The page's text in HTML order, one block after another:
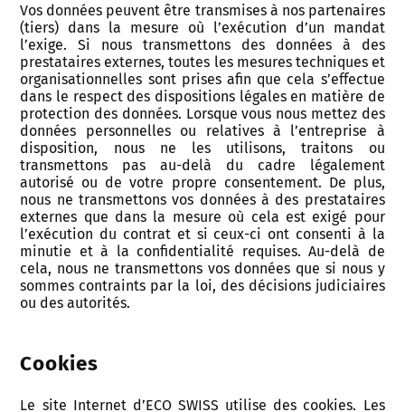
Vos données peuvent être transmises à nos partenaires
(tiers) dans la mesure où l’exécution d’un mandat
l’exige. Si nous transmettons des données à des
prestataires externes, toutes les mesures techniques et
organisationnelles sont prises afin que cela s’effectue
dans le respect des dispositions légales en matière de
protection des données. Lorsque vous nous mettez des
données personnelles ou relatives à l’entreprise à
disposition, nous ne les utilisons, traitons ou
transmettons pas au-delà du cadre légalement
autorisé ou de votre propre consentement. De plus,
nous ne transmettons vos données à des prestataires
externes que dans la mesure où cela est exigé pour
l’exécution du contrat et si ceux-ci ont consenti à la
minutie et à la confidentialité requises. Au-delà de
cela, nous ne transmettons vos données que si nous y
sommes contraints par la loi, des décisions judiciaires
ou des autorités.
Cookies
Le site Internet d’ECO SWISS utilise des cookies. Les